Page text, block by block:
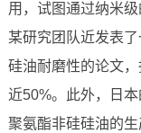
用，试图通过纳米
某研究团队近发表
硅油耐磨性的论文
近50%。此外，日
聚氨酯非硅硅油的生